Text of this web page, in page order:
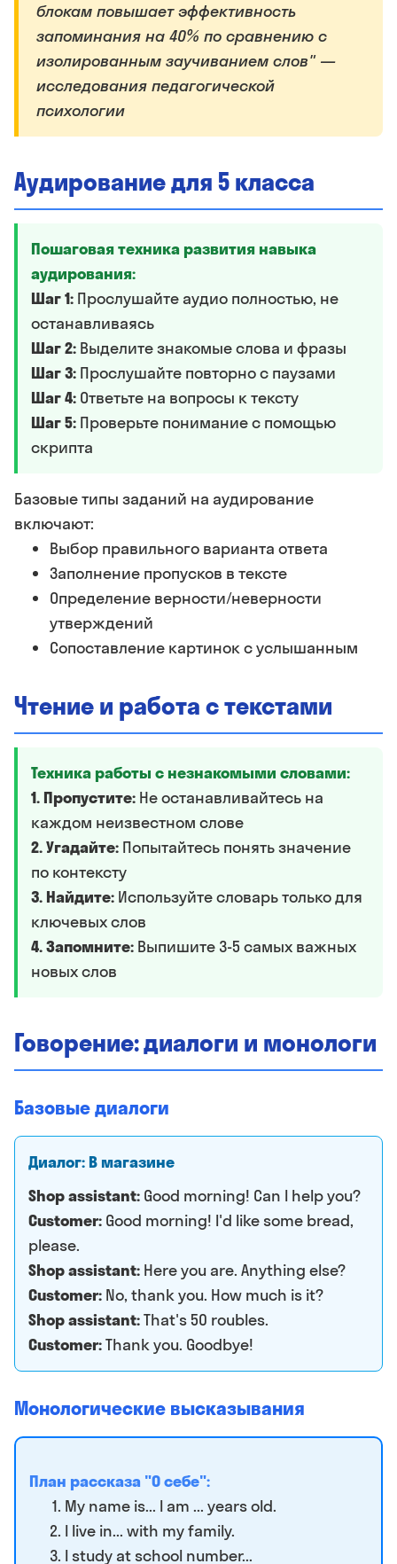
блокам повышает эффективность
запоминания на 40% по сравнению с
изолированным заучиванием слов" —
исследования педагогической
психологии
Аудирование для 5 класса
Пошаговая техника развития навыка
аудирования:
Шаг 1: Прослушайте аудио полностью, не
останавливаясь
Шаг 2: Выделите знакомые слова и фразы
Шаг 3: Прослушайте повторно с паузами
Шаг 4: Ответьте на вопросы к тексту
Шаг 5: Проверьте понимание с помощью
скрипта
Базовые типы заданий на аудирование
включают:
Выбор правильного варианта ответа
Заполнение пропусков в тексте
Определение верности/неверности
утверждений
Сопоставление картинок с услышанным
Чтение и работа с текстами
Техника работы с незнакомыми словами:
1. Пропустите: Не останавливайтесь на
каждом неизвестном слове
2. Угадайте: Попытайтесь понять значение
по контексту
3. Найдите: Используйте словарь только для
ключевых слов
4. Запомните: Выпишите 3-5 самых важных
новых слов
Говорение: диалоги и монологи
Базовые диалоги
Диалог: В магазине
Shop assistant: Good morning! Can I help you?
Customer: Good morning! I'd like some bread,
please.
Shop assistant: Here you are. Anything else?
Customer: No, thank you. How much is it?
Shop assistant:That's 50 roubles.
Customer:Thank you. Goodbye!
Монологические высказывания
План рассказа "О себе":
My name is... I am ... years old.
I live in... with my family.
I study at school number...